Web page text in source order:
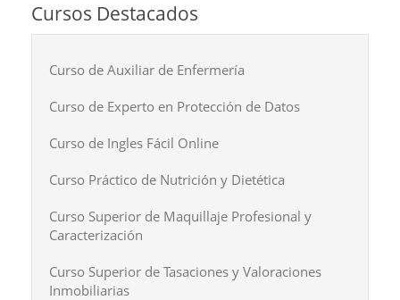
Cursos Destacados
Curso de Auxiliar de Enfermería
Curso de Experto en Protección de Datos
Curso de Ingles Fácil Online
Curso Práctico de Nutrición y Dietética
Curso Superior de Maquillaje Profesional y
Caracterización
Curso Superior de Tasaciones y Valoraciones
Inmobiliarias